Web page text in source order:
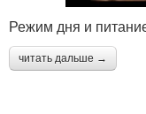
Режим дня и
читать дальше →